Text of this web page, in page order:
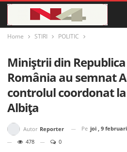
Home STIRI POLITIC
Miniștrii din
România au semnat
controlul coordonat la
Albița
Autor Reporter Pe joi , 9
478
0